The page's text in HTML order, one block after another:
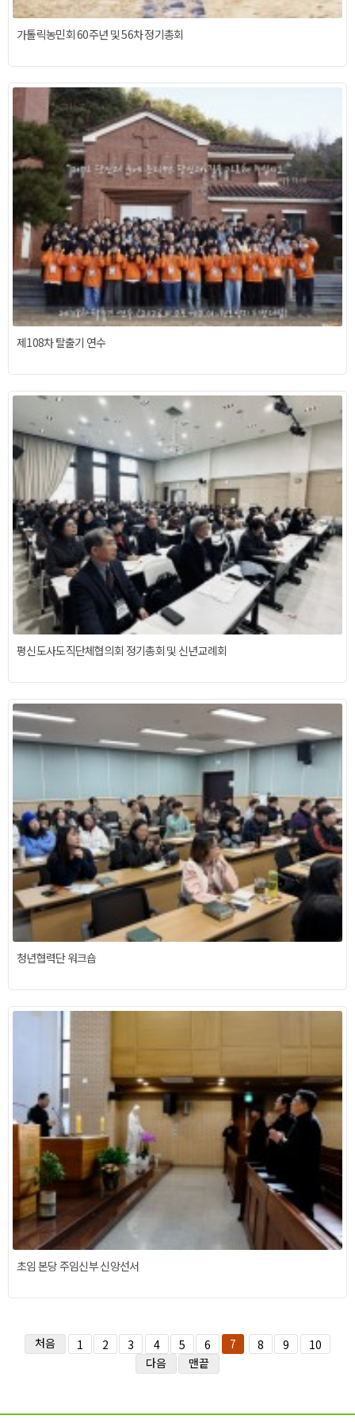
가톨릭농민회 60주년 및 56차 정기총회
제108차 탈출기 연수
평신도사도직단체협의회 정기총회 및 신년교례회
청년협력단 워크숍
초임 본당 주임신부 신앙선서
처음 1 2 3 4 5 6 7 8 9
10
다음
맨끝